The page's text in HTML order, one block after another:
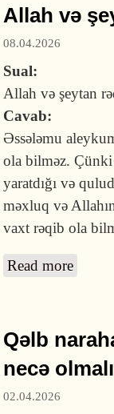
Allah və
08.04.2026
Sual:
Allah və şeytan
Cavab:
Əssələmu
ola bilməz. Çünki
yaratdığı və
məxluq və
vaxt rəqib ola
Read more
Qəlb
necə
02.04.2026